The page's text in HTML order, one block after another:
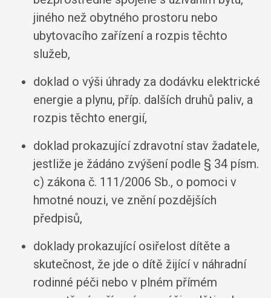
jiného než obytného prostoru nebo
ubytovacího zařízení a rozpis těchto
služeb,
doklad o výši úhrady za dodávku elektrické
energie a plynu, příp. dalších druhů paliv, a
rozpis těchto energií,
doklad prokazující zdravotní stav žadatele,
jestliže je žádáno zvýšení podle § 34 písm.
c) zákona č. 111/2006 Sb., o pomoci v
hmotné nouzi, ve znění pozdějších
předpisů,
doklady prokazující osiřelost dítěte a
skutečnost, že jde o dítě žijící v náhradní
rodinné péči nebo v plném přímém